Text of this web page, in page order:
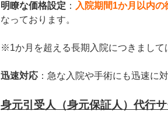
明瞭な価格設定 ： 入院期間1か月以内の
なっております。
※1か月を超える長期入院につきまして
迅速対応 ：急な入院や手術にも迅速に
身元引受人（身元保証人）代行